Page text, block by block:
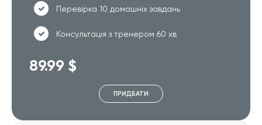
Перевірка 10 домашніх завдань
Консультація з тренером 60 хв
89.99 $
ПРИДБАТИ